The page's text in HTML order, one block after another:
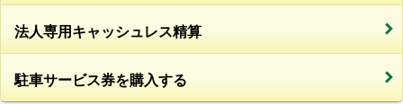
法人専用キャッシュレス精算
駐車サービス券を購入する